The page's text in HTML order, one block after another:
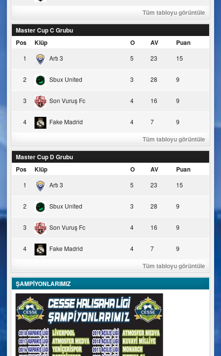
Tüm tabloyu görüntüle
Master Cup C Grubu
Pos
Klüp O AV Puan
1 Artı 3 5 23 15
2 Sbux United 3 28 9
3 Son Vuruş Fc 4 16 9
4 Fake Madrid 4 7 9
Tüm tabloyu görüntüle
Master Cup D Grubu
Pos
Klüp O AV Puan
1 Artı 3 5 23 15
2 Sbux United 3 28 9
3 Son Vuruş Fc 4 16 9
4 Fake Madrid 4 7 9
Tüm tabloyu görüntüle
ŞAMPİYONLARIMIZ